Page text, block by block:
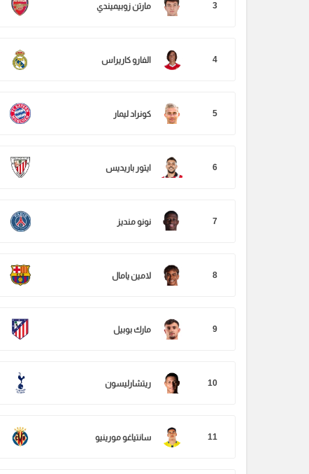
3 مارتن زوبيميندي
4 الفارو كاريراس
5 كونراد ليمار
6 ايتور باريديس
7 نونو منديز
8 لامين يامال
9 مارك بوبيل
10 ريتشارليسون
11 سانتياغو مورينيو